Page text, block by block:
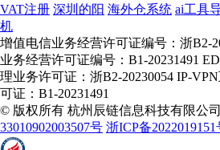
VAT注册 深圳的阳 海外仓系统 ai工具
机
增值电信业务经营许可证编号：浙B2-
业务经营许可证编号：B1-20231491
理业务许可证：浙B2-20230054 IP-
可证：B1-20231491
© 版权所有 杭州辰链信息科技有限公
33010902003507号 浙ICP备2022019151